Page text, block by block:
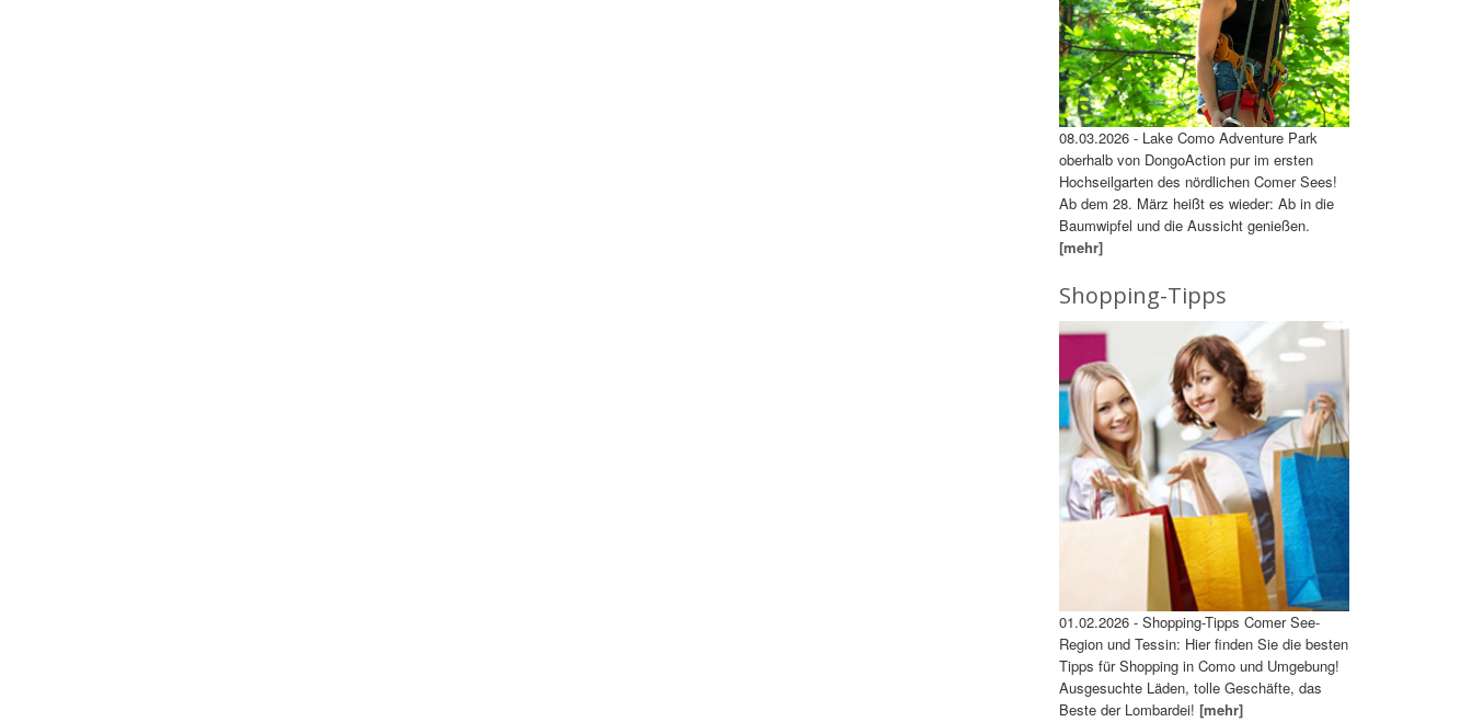
08.03.2026 - Lake Como Adventure Park
oberhalb von DongoAction pur im ersten
Hochseilgarten des nördlichen Comer Sees!
Ab dem 28. März heißt es wieder: Ab in die
Baumwipfel und die Aussicht genießen.
[mehr]
Shopping-Tipps
01.02.2026 - Shopping-Tipps Comer See-
Region und Tessin: Hier finden Sie die besten
Tipps für Shopping in Como und Umgebung!
Ausgesuchte Läden, tolle Geschäfte, das
Beste der Lombardei! [mehr]